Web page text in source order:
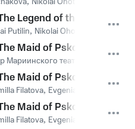
Legend of the invisible
Putilin, Nikolai Ohotnikov
Maid of Pskov - Overture
театра
Maid of Pskov / Act 1 -
Filatova, Evgenia Perlasova-
Maid of Pskov / Act 1 -
Filatova, Evgenia Perlasova-